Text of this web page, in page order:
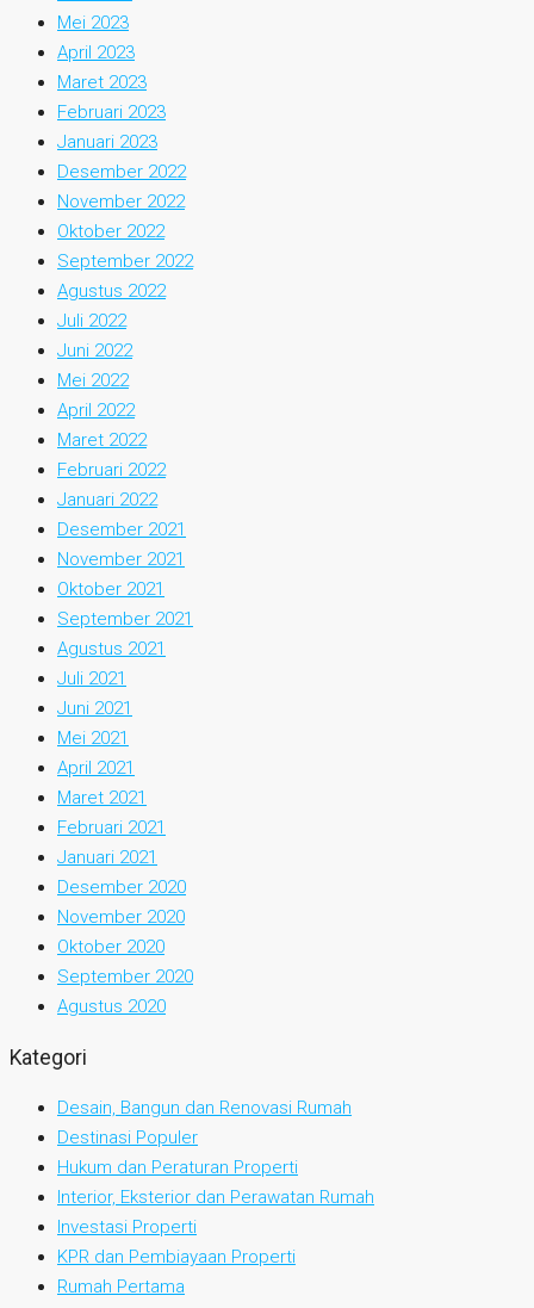
Mei 2023
April 2023
Maret 2023
Februari 2023
Januari 2023
Desember 2022
November 2022
Oktober 2022
September 2022
Agustus 2022
Juli 2022
Juni 2022
Mei 2022
April 2022
Maret 2022
Februari 2022
Januari 2022
Desember 2021
November 2021
Oktober 2021
September 2021
Agustus 2021
Juli 2021
Juni 2021
Mei 2021
April 2021
Maret 2021
Februari 2021
Januari 2021
Desember 2020
November 2020
Oktober 2020
September 2020
Agustus 2020
Kategori
Desain, Bangun dan Renovasi Rumah
Destinasi Populer
Hukum dan Peraturan Properti
Interior, Eksterior dan Perawatan Rumah
Investasi Properti
KPR dan Pembiayaan Properti
Rumah Pertama